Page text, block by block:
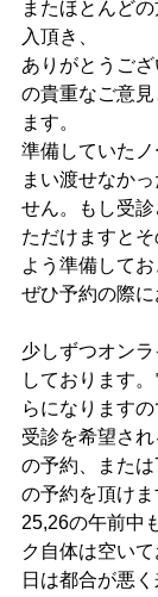
またほとんど
入頂き、
ありがとうご
の貴重なご意
ます。
準備していた
まい渡せなか
せん。もし受
ただけますと
よう準備して
ぜひ予約の際に
少しずつオン
しております
らになります
受診を希望さ
の予約、また
の予約を頂けま
25,26の午前中
ク自体は空い
日は都合が悪